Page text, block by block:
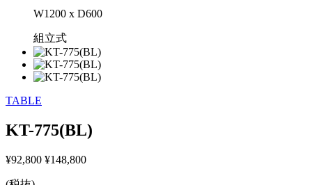
W1200 x D600
組立式
TABLE
KT-775(BL)
¥92,800 ¥148,800